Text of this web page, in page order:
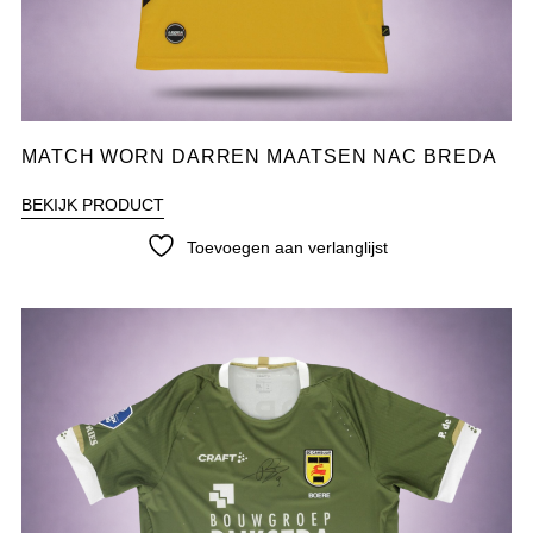
MATCH WORN DARREN MAATSEN NAC BREDA
BEKIJK PRODUCT
Toevoegen aan verlanglijst